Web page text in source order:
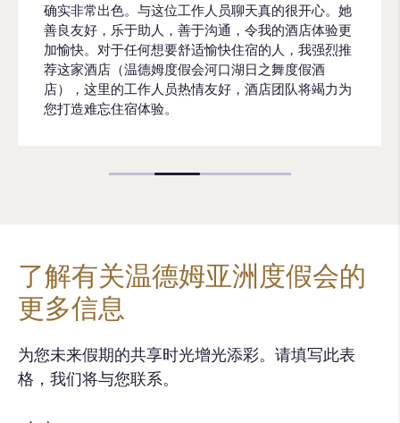
确实非常出色。与这位工作人员聊天真的很开心。她
善良友好，乐于助人，善于沟通，令我的酒店体验更
加愉快。对于任何想要舒适愉快住宿的人，我强烈推
荐这家酒店（温德姆度假会河口湖日之舞度假酒
店），这里的工作人员热情友好，酒店团队将竭力为
您打造难忘住宿体验。
了解有关温德姆亚洲度假会的
更多信息
为您未来假期的共享时光增光添彩。请填写此表
格，我们将与您联系。